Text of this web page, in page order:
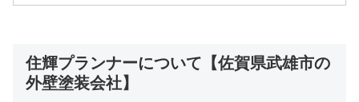
住輝プランナーについて【佐賀県武雄市の
外壁塗装会社】